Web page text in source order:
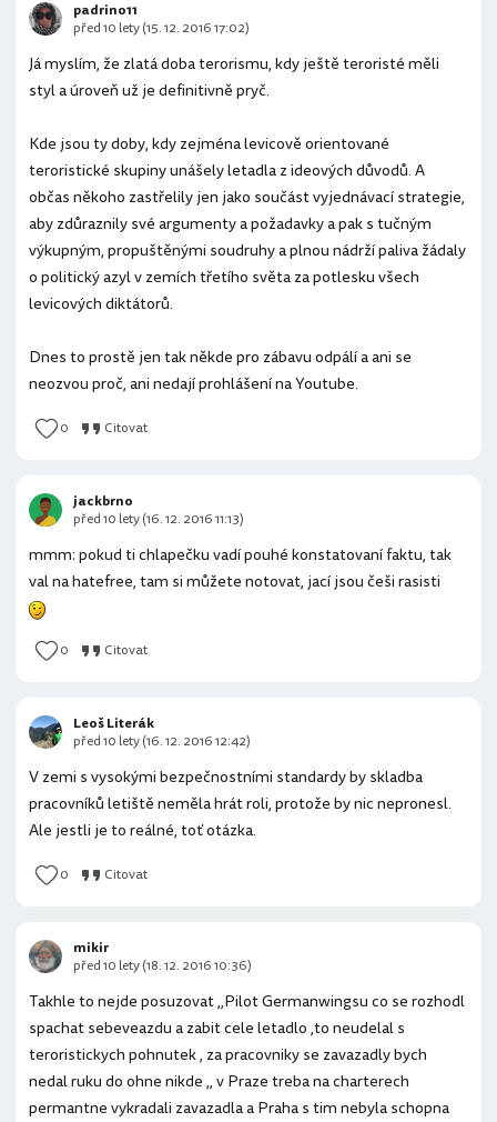
Já myslím, že zlatá doba terorismu, kdy ještě teroristé měli
styl a úroveň už je definitivně pryč.
Kde jsou ty doby, kdy zejména levicově orientované
teroristické skupiny unášely letadla z ideových důvodů. A
občas někoho zastřelily jen jako součást vyjednávací strategie,
aby zdůraznily své argumenty a požadavky a pak s tučným
výkupným, propuštěnými soudruhy a plnou nádrží paliva žádaly
o politický azyl v zemích třetího světa za potlesku všech
levicových diktátorů.
Dnes to prostě jen tak někde pro zábavu odpálí a ani se
neozvou proč, ani nedají prohlášení na Youtube.
0 Citovat
padrino11
před 10 lety (15. 12. 2016 17:02)
mmm: pokud ti chlapečku vadí pouhé konstatovaní faktu, tak
val na hatefree, tam si můžete notovat, jací jsou češi rasisti
0 Citovat
jackbrno
před 10 lety (16. 12. 2016 11:13)
V zemi s vysokými bezpečnostními standardy by skladba
pracovníků letiště neměla hrát roli, protože by nic nepronesl.
Ale jestli je to reálné, toť otázka.
0 Citovat
Leoš Literák
před 10 lety (16. 12. 2016 12:42)
Takhle to nejde posuzovat ,,Pilot Germanwingsu co se rozhodl
spachat sebeveazdu a zabit cele letadlo ,to neudelal s
teroristickych pohnutek , za pracovniky se zavazadly bych
nedal ruku do ohne nikde ,, v Praze treba na charterech
permantne vykradali zavazadla a Praha s tim nebyla schopna
mikir
před 10 lety (18. 12. 2016 10:36)